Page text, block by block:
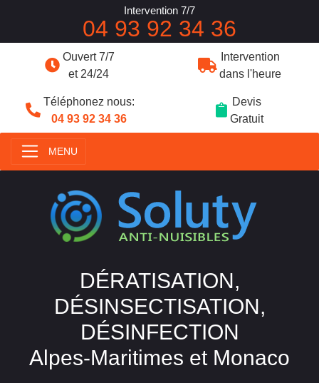
Ouvert 7/7
et 24/24
Intervention
dans l'heure
Téléphonez nous:
04 93 92 34 36
Devis
Gratuit
MENU
DÉRATISATION,
DÉSINSECTISATION,
DÉSINFECTION
Alpes-Maritimes et Monaco
Intervention 7/7
04 93 92 34 36